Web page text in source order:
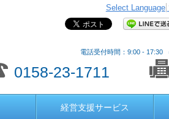
Select Language
電話受付時間：9:00 - 17:30
0158-23-1711
経営支援サービス